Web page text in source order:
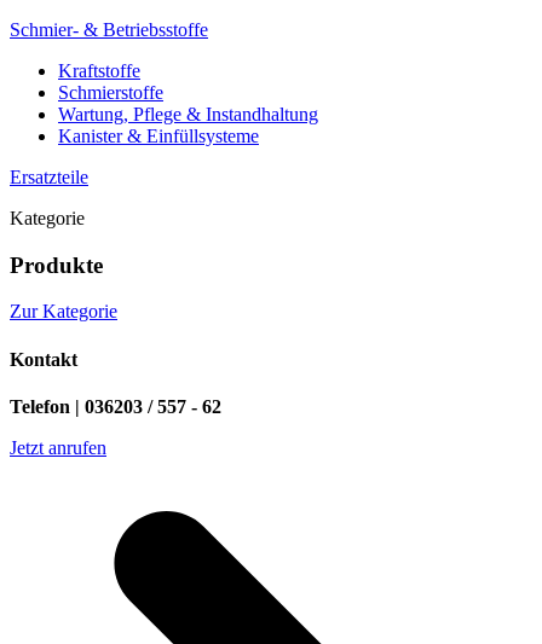
Schmier- & Betriebsstoffe
Kraftstoffe
Schmierstoffe
Wartung, Pflege & Instandhaltung
Kanister & Einfüllsysteme
Ersatzteile
Kategorie
Produkte
Zur Kategorie
Kontakt
Telefon | 036203 / 557 - 62
Jetzt anrufen